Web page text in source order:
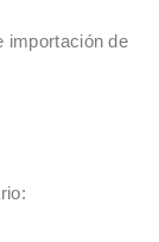
importación de